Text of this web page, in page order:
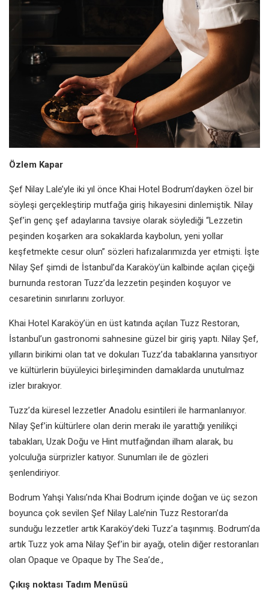
Özlem Kapar
Şef Nilay Lale’yle iki yıl önce Khai Hotel Bodrum’dayken özel bir
söyleşi gerçekleştirip mutfağa giriş hikayesini dinlemiştik. Nilay
Şef’in genç şef adaylarına tavsiye olarak söylediği “Lezzetin
peşinden koşarken ara sokaklarda kaybolun, yeni yollar
keşfetmekte cesur olun” sözleri hafızalarımızda yer etmişti. İşte
Nilay Şef şimdi de İstanbul’da Karaköy’ün kalbinde açılan çiçeği
burnunda restoran Tuzz’da lezzetin peşinden koşuyor ve
cesaretinin sınırlarını zorluyor.
Khai Hotel Karaköy’ün en üst katında açılan Tuzz Restoran,
İstanbul’un gastronomi sahnesine güzel bir giriş yaptı. Nilay Şef,
yılların birikimi olan tat ve dokuları Tuzz’da tabaklarına yansıtıyor
ve kültürlerin büyüleyici birleşiminden damaklarda unutulmaz
izler bırakıyor.
Tuzz’da küresel lezzetler Anadolu esintileri ile harmanlanıyor.
Nilay Şef’in kültürlere olan derin merakı ile yarattığı yenilikçi
tabakları, Uzak Doğu ve Hint mutfağından ilham alarak, bu
yolculuğa sürprizler katıyor. Sunumları ile de gözleri
şenlendiriyor.
Bodrum Yahşi Yalısı’nda Khai Bodrum içinde doğan ve üç sezon
boyunca çok sevilen Şef Nilay Lale’nin Tuzz Restoran’da
sunduğu lezzetler artık Karaköy’deki Tuzz’a taşınmış. Bodrum’da
artık Tuzz yok ama Nilay Şef’in bir ayağı, otelin diğer restoranları
olan Opaque ve Opaque by The Sea’de.,
Çıkış noktası Tadım Menüsü